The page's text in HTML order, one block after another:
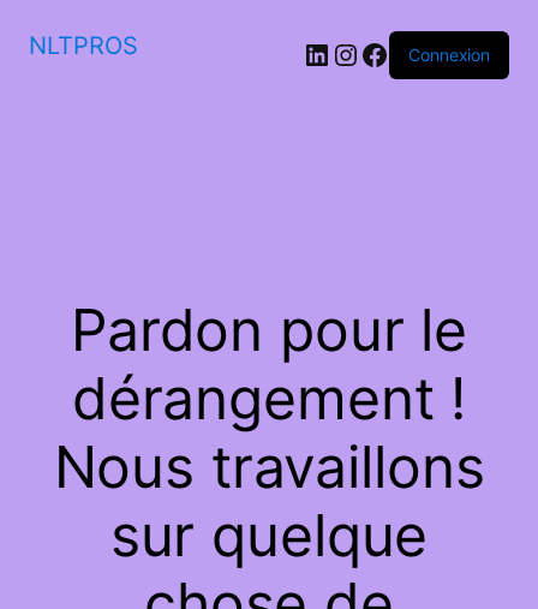
NLTPROS LinkedIn
Instagram
Facebook
Connexion
Pardon pour le
dérangement !
Nous travaillons
sur quelque